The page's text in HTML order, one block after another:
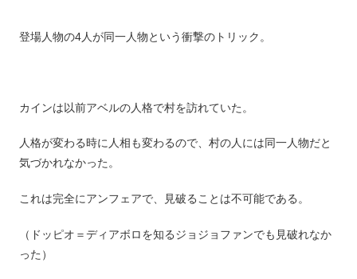
登場人物の4人が同一人物という衝撃のトリック。
カインは以前アベルの人格で村を訪れていた。
人格が変わる時に人相も変わるので、村の人には同一人物だと
気づかれなかった。
これは完全にアンフェアで、見破ることは不可能である。
（ドッピオ＝ディアボロを知るジョジョファンでも見破れなか
った）